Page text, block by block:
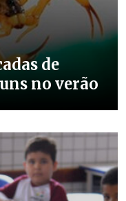
de
no verão